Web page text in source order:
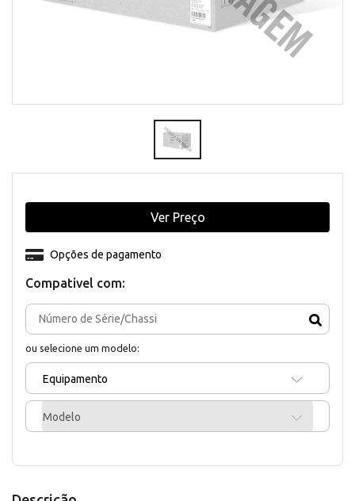
Compativel com:
ou selecione um modelo:
Equipamento
Modelo
Opções de pagamento
Ver Preço